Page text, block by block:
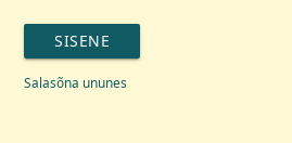
SISENE
Salasõna ununes